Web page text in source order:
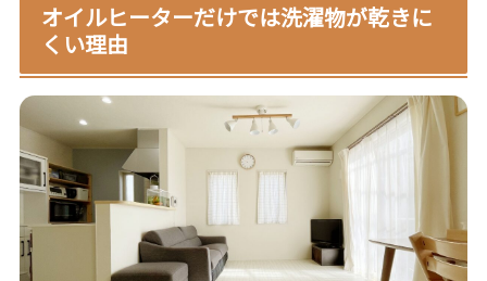
オイルヒーターだけでは洗濯物が乾きに
くい理由